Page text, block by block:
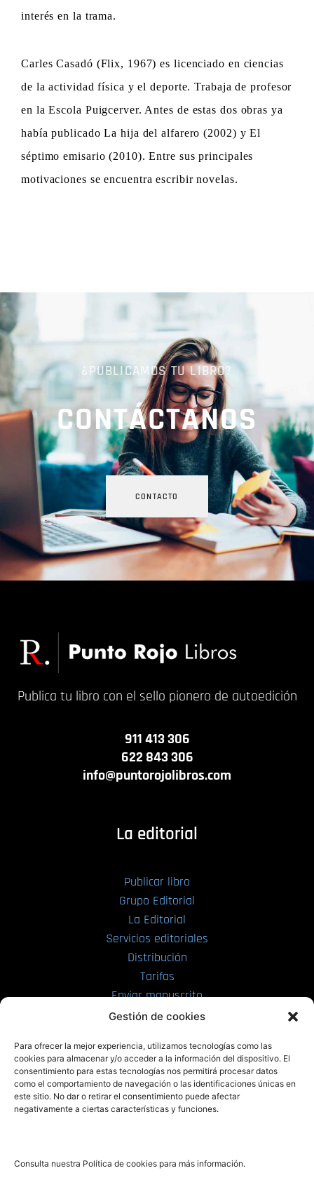
Gestión de cookies
Para ofrecer la mejor experiencia, utilizamos tecnologías como las
cookies para almacenar y/o acceder a la información del dispositivo. El
consentimiento para estas tecnologías nos permitirá procesar datos
como el comportamiento de navegación o las identificaciones únicas en
este sitio. No dar o retirar el consentimiento puede afectar
negativamente a ciertas características y funciones.
Consulta nuestra Política de cookies para más información.
interés en la trama.
Carles Casadó (Flix, 1967) es licenciado en ciencias
de la actividad física y el deporte. Trabaja de profesor
en la Escola Puigcerver. Antes de estas dos obras ya
había publicado La hija del alfarero (2002) y El
séptimo emisario (2010). Entre sus principales
motivaciones se encuentra escribir novelas.
¿PUBLICAMOS TU LIBRO?
CONTÁCTANOS
CONTACTO
Publica tu libro con el sello pionero de autoedición
911 413 306
622 843 306
info@puntorojolibros.com
La editorial
Publicar libro
Grupo Editorial
La Editorial
Servicios editoriales
Distribución
Tarifas
Enviar manuscrito
PRL | Media
PRL | Films
PRL | Play
PRL | LAB
Noticias